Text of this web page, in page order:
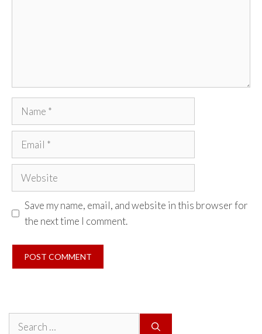
Name
Email
Website
Save my name, email, and website in this browser for
the next time I comment.
Search